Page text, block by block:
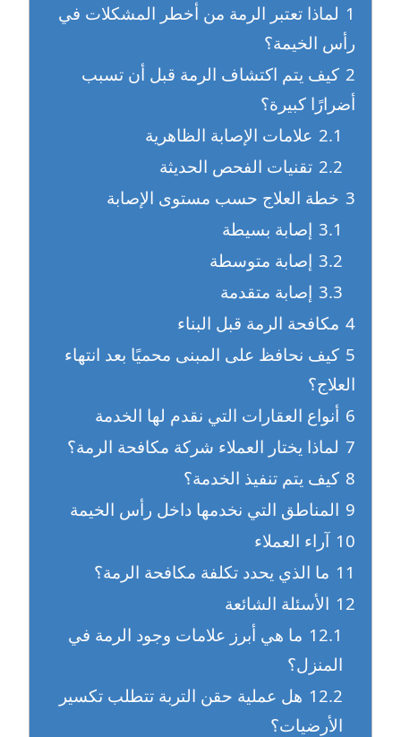
1 لماذا تعتبر الرمة من أخطر المشكلات في
رأس الخيمة؟
2 كيف يتم اكتشاف الرمة قبل أن تسبب
أضرارًا كبيرة؟
2.1 علامات الإصابة الظاهرية
2.2 تقنيات الفحص الحديثة
3 خطة العلاج حسب مستوى الإصابة
3.1 إصابة بسيطة
3.2 إصابة متوسطة
3.3 إصابة متقدمة
4 مكافحة الرمة قبل البناء
5 كيف نحافظ على المبنى محميًا بعد انتهاء
العلاج؟
6 أنواع العقارات التي نقدم لها الخدمة
7 لماذا يختار العملاء شركة مكافحة الرمة؟
8 كيف يتم تنفيذ الخدمة؟
9 المناطق التي نخدمها داخل رأس الخيمة
10 آراء العملاء
11 ما الذي يحدد تكلفة مكافحة الرمة؟
12 الأسئلة الشائعة
12.1 ما هي أبرز علامات وجود الرمة في
المنزل؟
12.2 هل عملية حقن التربة تتطلب تكسير
الأرضيات؟